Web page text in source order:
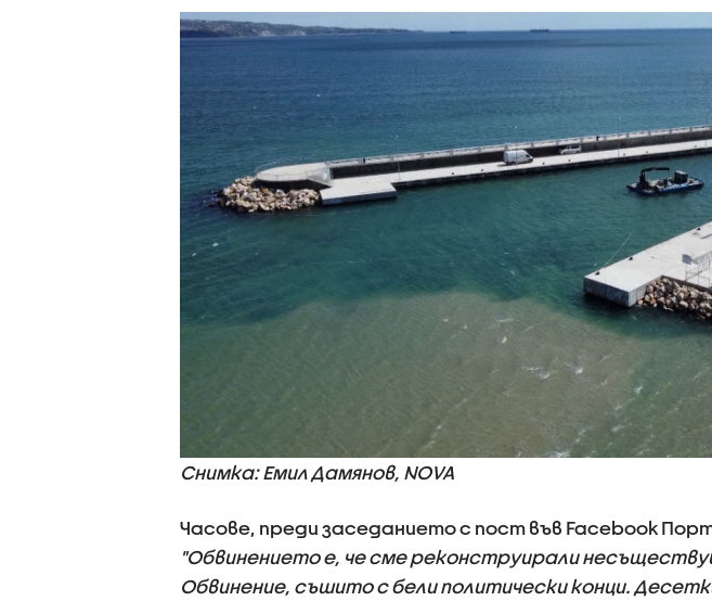
Снимка: Емил Дамянов, NOVA
Часове, преди заседанието с пост във Facebook
"Обвинението е, че сме реконструирали
Обвинение, съшито с бели политически конци.